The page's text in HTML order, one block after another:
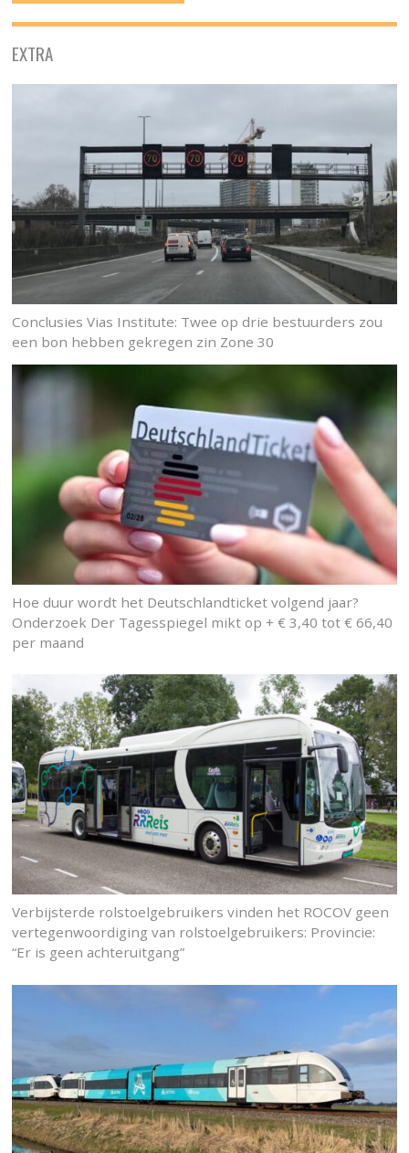
EXTRA
Conclusies Vias Institute: Twee op drie bestuurders zou
een bon hebben gekregen zin Zone 30
Hoe duur wordt het Deutschlandticket volgend jaar?
Onderzoek Der Tagesspiegel mikt op + € 3,40 tot € 66,40
per maand
Verbijsterde rolstoelgebruikers vinden het ROCOV geen
vertegenwoordiging van rolstoelgebruikers: Provincie:
“Er is geen achteruitgang”